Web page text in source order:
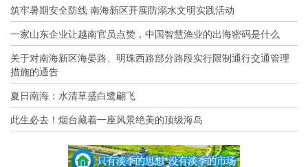
筑牢暑期安全防线 南海新区开展防溺水文明实践活动
一家山东企业让越南官员点赞，中国智慧渔业的出海密码是什么
关于对南海新区海晏路、明珠西路部分路段实行限制通行交通管理
措施的通告
夏日南海：水清草盛白鹭翩飞
此生必去！烟台藏着一座风景绝美的顶级海岛